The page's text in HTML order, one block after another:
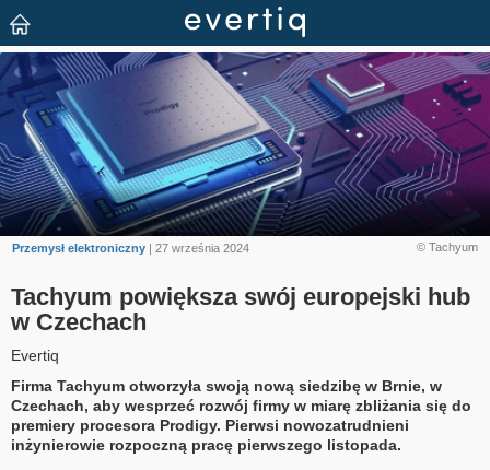
© Tachyum
Przemysł elektroniczny | 27 września 2024
Tachyum powiększa swój europejski hub
w Czechach
Evertiq
Firma Tachyum otworzyła swoją nową siedzibę w Brnie, w
Czechach, aby wesprzeć rozwój firmy w miarę zbliżania się do
premiery procesora Prodigy. Pierwsi nowozatrudnieni
inżynierowie rozpoczną pracę pierwszego listopada.